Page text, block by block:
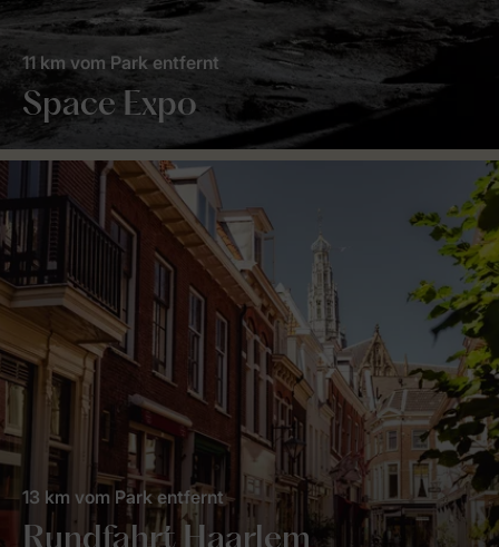
Space Expo
11 km vom Park entfernt
13 km vom Park entfernt